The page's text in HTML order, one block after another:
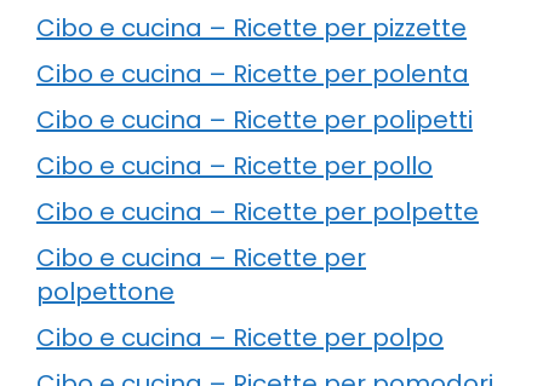
Cibo e cucina – Ricette per pizzette
Cibo e cucina – Ricette per polenta
Cibo e cucina – Ricette per polipetti
Cibo e cucina – Ricette per pollo
Cibo e cucina – Ricette per polpette
Cibo e cucina – Ricette per
polpettone
Cibo e cucina – Ricette per polpo